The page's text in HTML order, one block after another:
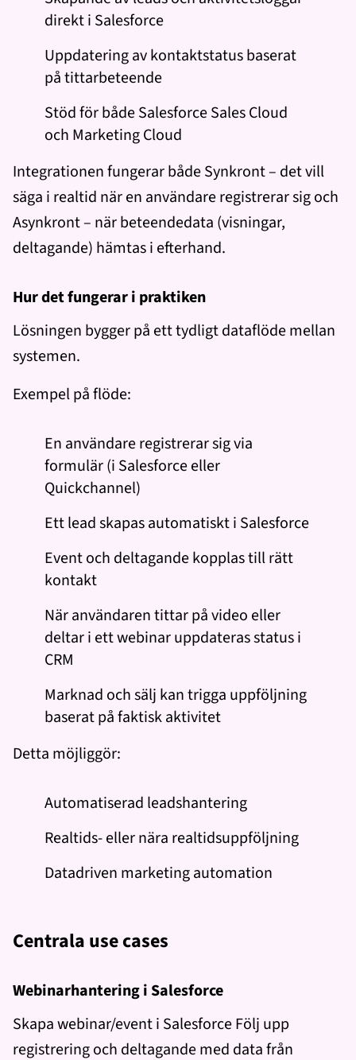
direkt i Salesforce
Uppdatering av kontaktstatus baserat
på tittarbeteende
Stöd för både Salesforce Sales Cloud
och Marketing Cloud
Integrationen fungerar både Synkront – det vill
säga i realtid när en användare registrerar sig och
Asynkront – när beteendedata (visningar,
deltagande) hämtas i efterhand.
Hur det fungerar i praktiken
Lösningen bygger på ett tydligt dataflöde mellan
systemen.
Exempel på flöde:
En användare registrerar sig via
formulär (i Salesforce eller
Quickchannel)
Ett lead skapas automatiskt i Salesforce
Event och deltagande kopplas till rätt
kontakt
När användaren tittar på video eller
deltar i ett webinar uppdateras status i
CRM
Marknad och sälj kan trigga uppföljning
baserat på faktisk aktivitet
Detta möjliggör:
Automatiserad leadshantering
Realtids- eller nära realtidsuppföljning
Datadriven marketing automation
Centrala use cases
Webinarhantering i Salesforce
Skapa webinar/event i Salesforce Följ upp
registrering och deltagande med data från